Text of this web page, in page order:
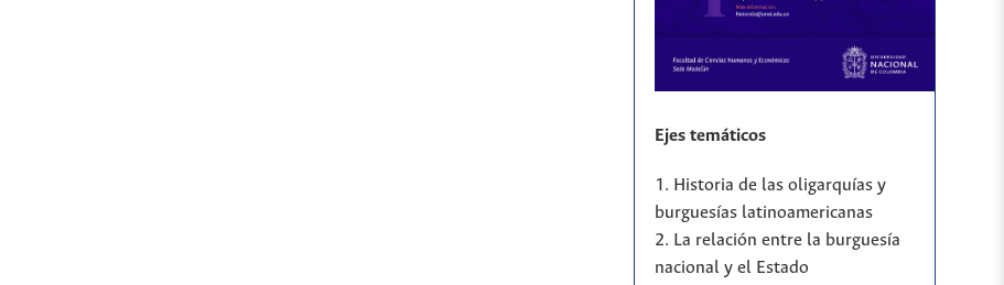
Ejes temáticos
1. Historia de las oligarquías y
burguesías latinoamericanas
2. La relación entre la burguesía
nacional y el Estado